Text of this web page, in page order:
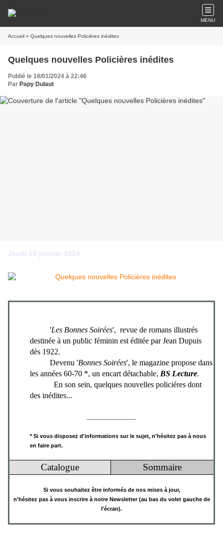
MENU
Accueil » Quelques nouvelles Policières inédites
Quelques nouvelles Policières inédites
Publié le 18/01/2024 à 22:46
Par Papy Dulaut
Jeudi 18 janvier 2024
'Les Bonnes Soirées', revue de romans illustrés
destinée à un public féminin est éditée par Jean Dupuis
dès 1922.
Devenu 'Bonnes Soirées', le magazine propose dans
les années 60-70 *, un encart détachable, BS Lecture.
En son sein, quelques nouvelles policiéres dont
des inédites...
* Si vous disposez d'informations sur le sujet, n'hésitez pas à nous
en faire part.
Catalogue Sommaire
Si vous souhaitez être informés de nos mises à jour,
n'hésitez pas à vous inscrire à notre Newsletter (au bas du volet gauche de
l'écran).